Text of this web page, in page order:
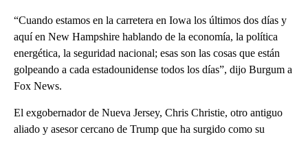
“Cuando estamos en la carretera en Iowa los últimos dos días y
aquí en New Hampshire hablando de la economía, la política
energética, la seguridad nacional; esas son las cosas que están
golpeando a cada estadounidense todos los días”, dijo Burgum a
Fox News.
El exgobernador de Nueva Jersey, Chris Christie, otro antiguo
aliado y asesor cercano de Trump que ha surgido como su